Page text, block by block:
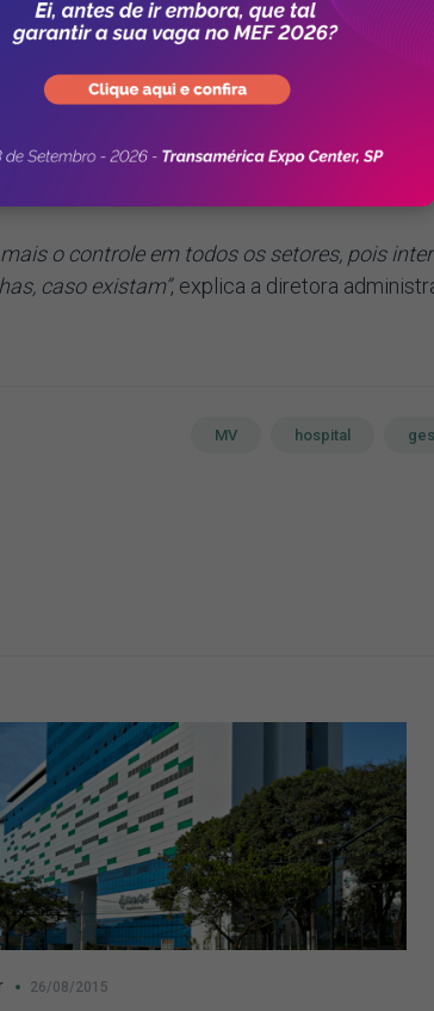
segurança ao corpo clínico e
dos estoques e controle
cerca de mil atendimentos ambulatoriais,
o controle em todos os setores, pois
caso existam”, explica a diretora
MV hospital
26/08/2015